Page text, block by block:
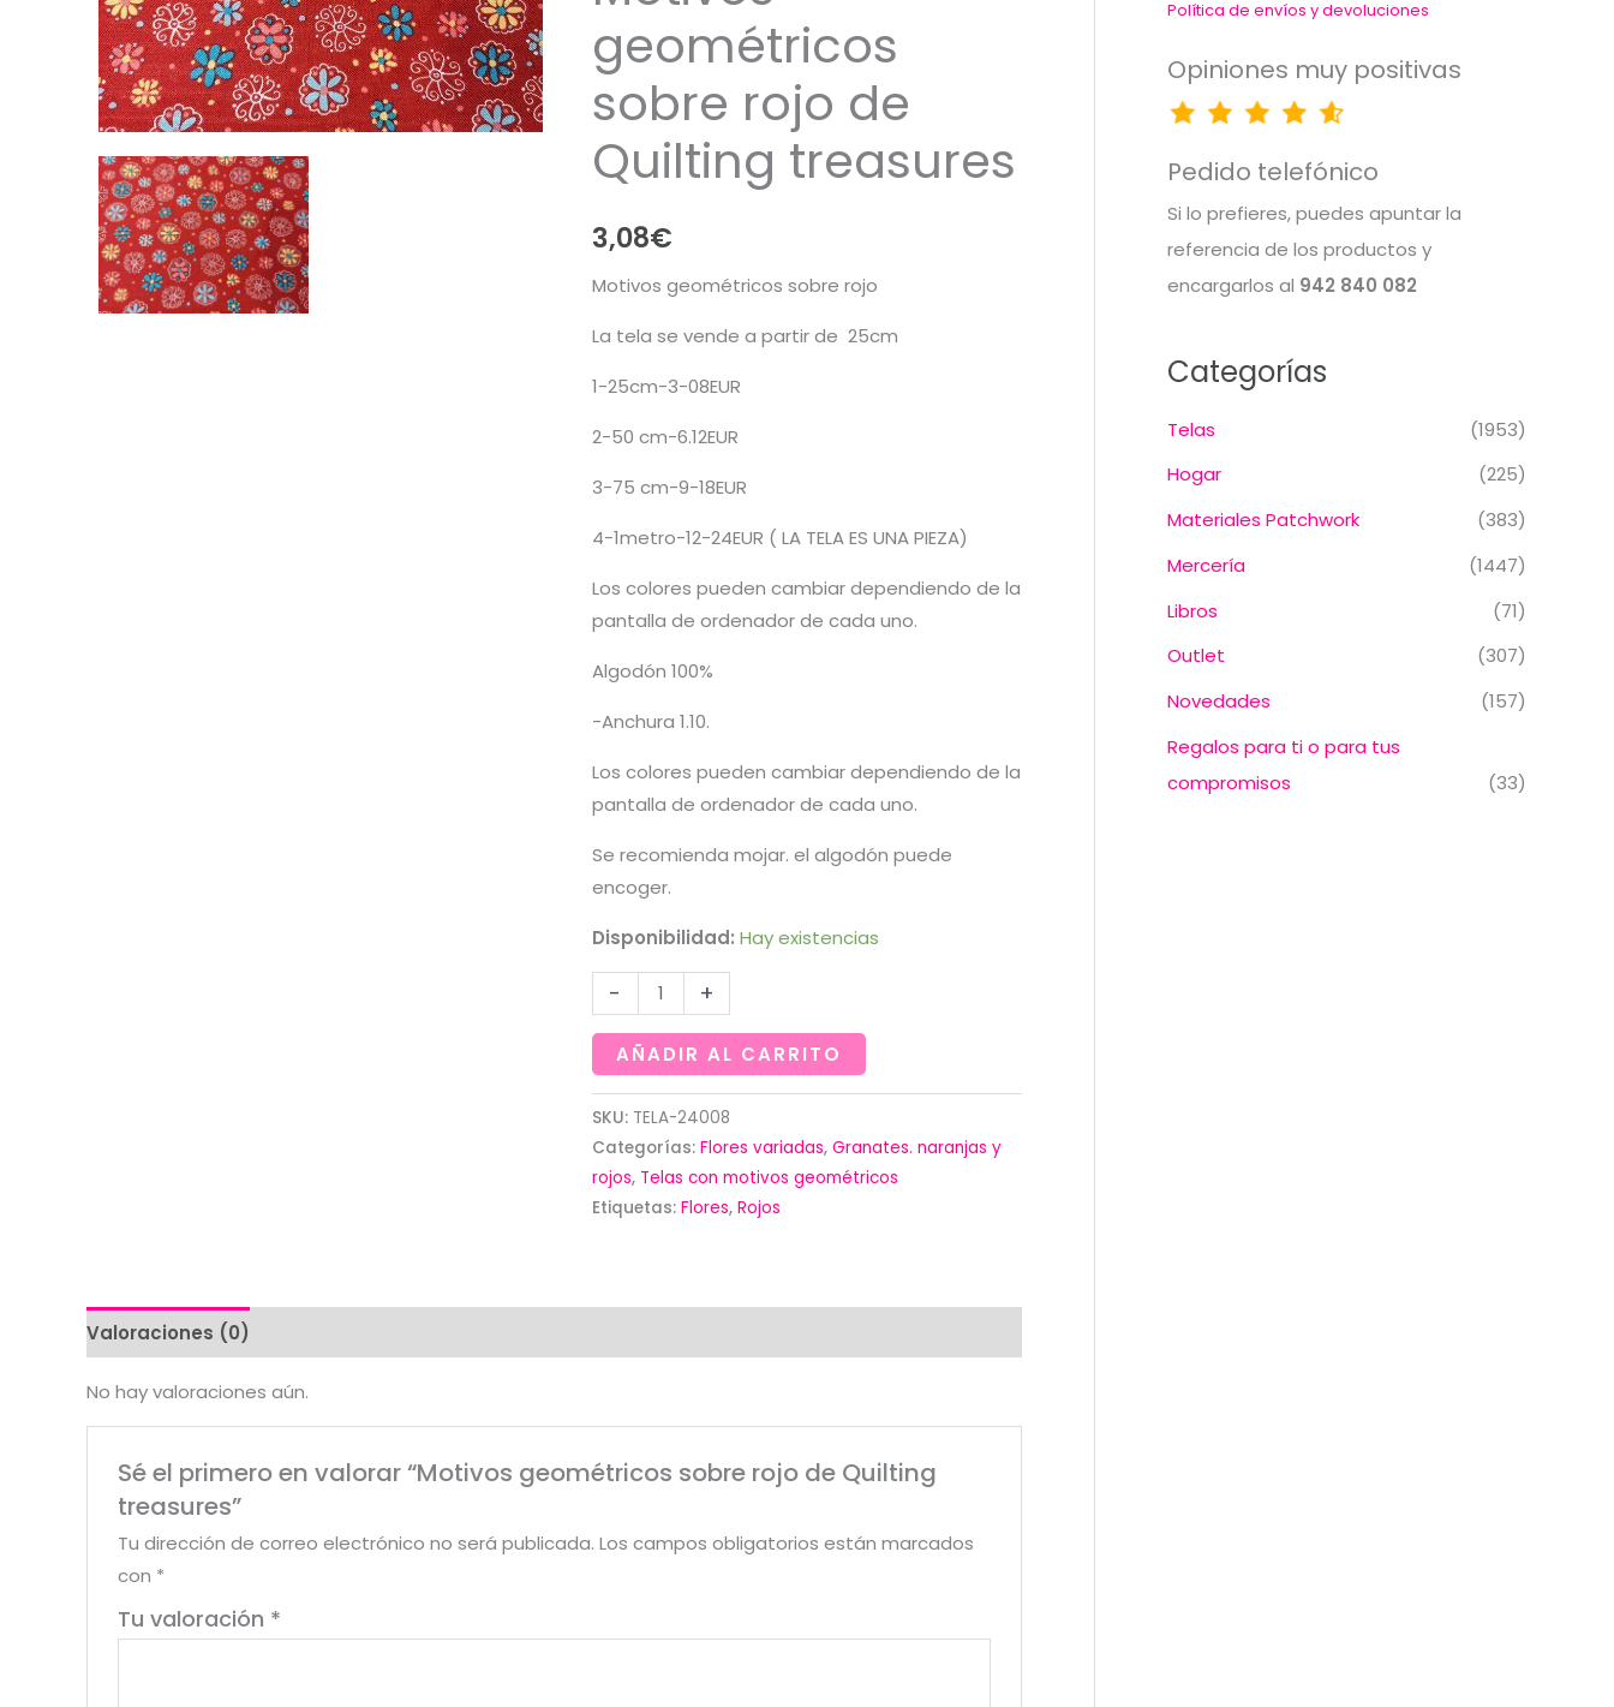
geométricos
sobre rojo de
Quilting treasures
3,08€
Motivos geométricos sobre rojo
La tela se vende a partir de 25cm
1-25cm-3-08EUR
2-50 cm-6.12EUR
3-75 cm-9-18EUR
4-1metro-12-24EUR ( LA TELA ES UNA PIEZA)
Los colores pueden cambiar dependiendo de la
pantalla de ordenador de cada uno.
Algodón 100%
-Anchura 1.10.
Los colores pueden cambiar dependiendo de la
pantalla de ordenador de cada uno.
Se recomienda mojar. el algodón puede
encoger.
Disponibilidad: Hay existencias
-
Motivos
geométricos
sobre
rojo
de
Quilting
treasures
cantidad
+
AÑADIR AL CARRITO
SKU: TELA-24008
Categorías: Flores variadas, Granates. naranjas y
rojos, Telas con motivos geométricos
Etiquetas: Flores, Rojos
Valoraciones (0)
No hay valoraciones aún.
Sé el primero en valorar “Motivos geométricos sobre rojo de Quilting
treasures”
Tu dirección de correo electrónico no será publicada. Los campos obligatorios están marcados
con *
Tu valoración *
Política de envíos y devoluciones
Opiniones muy positivas
Pedido telefónico
Si lo prefieres, puedes apuntar la
referencia de los productos y
encargarlos al 942 840 082
Categorías
Telas
(1953)
Hogar
(225)
Materiales Patchwork
(383)
Mercería
(1447)
Libros
(71)
Outlet
(307)
Novedades
(157)
Regalos para ti o para tus
compromisos
(33)